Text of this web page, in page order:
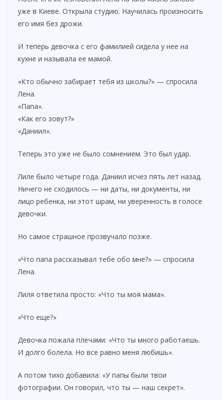
уже в Киеве. Открыла студию. Научилась произносить
его имя без дрожи.
И теперь девочка с его фамилией сидела у нее на
кухне и называла ее мамой.
«Кто обычно забирает тебя из школы?» — спросила
Лена.
«Папа».
«Как его зовут?»
«Даниил».
Теперь это уже не было сомнением. Это был удар.
Лиле было четыре года. Даниил исчез пять лет назад.
Ничего не сходилось — ни даты, ни документы, ни
лицо ребенка, ни этот шрам, ни уверенность в голосе
девочки.
Но самое страшное прозвучало позже.
«Что папа рассказывал тебе обо мне?» — спросила
Лена.
Лиля ответила просто: «Что ты моя мама».
«Что еще?»
Девочка пожала плечами: «Что ты много работаешь.
И долго болела. Но все равно меня любишь».
А потом тихо добавила: «У папы были твои
фотографии. Он говорил, что ты — наш секрет».